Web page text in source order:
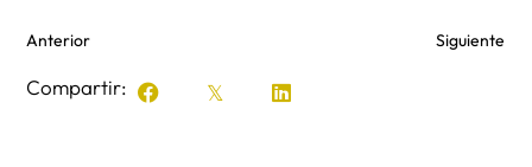
Anterior Siguiente
Compartir: